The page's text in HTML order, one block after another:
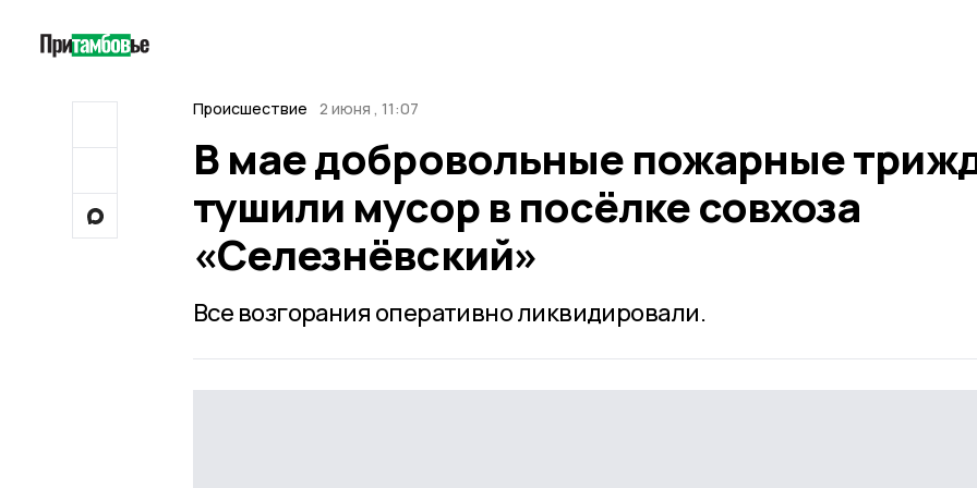
Происшествие 2 июня , 11:07
В мае добровольные пожарные
тушили мусор в посёлке совхоза
«Селезнёвский»
Все возгорания оперативно ликвидировали.